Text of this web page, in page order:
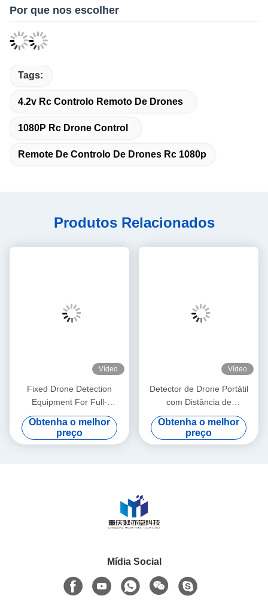
Por que nos escolher
Tags:
4.2v Rc Controlo Remoto De Drones
1080P Rc Drone Control
Remote De Controlo De Drones Rc 1080p
Produtos Relacionados
Vídeo
Fixed Drone Detection
Equipment For Full-
Frequency Scanning And
Display Of Drone Signals For
Subsequent Defense
Obtenha o melhor
preço
Vídeo
Detector de Drone Portátil
com Distância de
Interceptação de 1km e
Bandas de Frequência de
70MHz-6.2GHz para
Obtenha o melhor
preço
Mídia Social